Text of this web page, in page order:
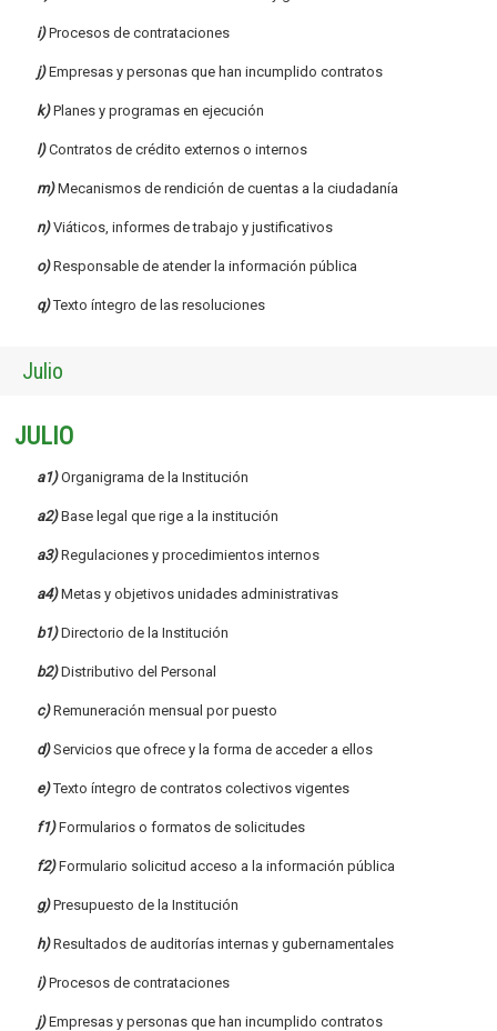
i) Procesos de contrataciones
j) Empresas y personas que han incumplido contratos
k) Planes y programas en ejecución
l) Contratos de crédito externos o internos
m)Mecanismos de rendición de cuentas a la ciudadanía
n)Viáticos, informes de trabajo y justificativos
o)Responsable de atender la información pública
q) Texto íntegro de las resoluciones
Julio
JULIO
a1) Organigrama de la Institución
a2) Base legal que rige a la institución
a3)Regulaciones y procedimientos internos
a4)Metas y objetivos unidades administrativas
b1)Directorio de la Institución
b2)Distributivo del Personal
c)Remuneración mensual por puesto
d)Servicios que ofrece y la forma de acceder a ellos
e)Texto íntegro de contratos colectivos vigentes
f1)Formularios o formatos de solicitudes
f2)Formulario solicitud acceso a la información pública
g) Presupuesto de la Institución
h)Resultados de auditorías internas y gubernamentales
i) Procesos de contrataciones
j) Empresas y personas que han incumplido contratos